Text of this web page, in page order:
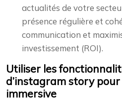
actualités de votre
présence régulière et
communication et
investissement (ROI).
Utiliser les
d’instagram story
immersive